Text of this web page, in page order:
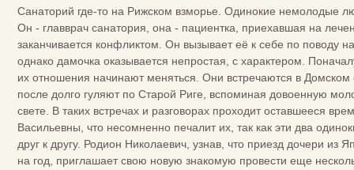
Санаторий где-то на Рижском взморье. Одинокие немолодые
Он - главврач санатория, она - пациентка, приехавшая на
заканчивается конфликтом. Он вызывает её к себе по поводу
однако дамочка оказывается непростая, с характером.
их отношения начинают меняться. Они встречаются в
после долго гуляют по Старой Риге, вспоминая довоенную
свете. В таких встречах и разговорах проходит оставшееся
Васильевны, что несомненно печалит их, так как эти два
друг к другу. Родион Николаевич, узнав, что приезд дочери из
на год, приглашает свою новую знакомую провести еще